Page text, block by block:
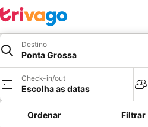
Destino
Ponta Grossa
Check-in/out
Escolha as datas
Ordenar Filtrar